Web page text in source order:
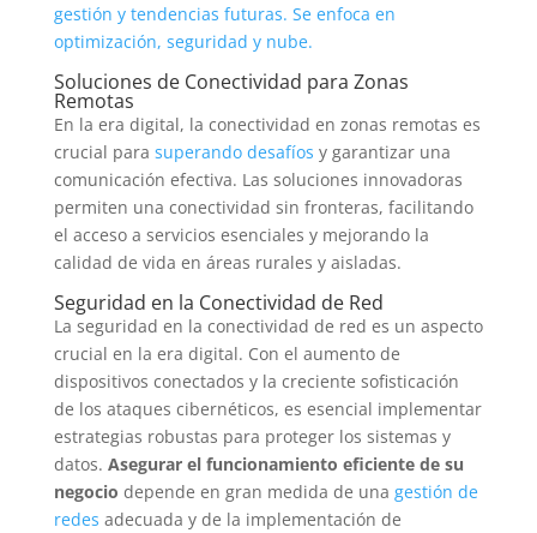
gestión y tendencias futuras. Se enfoca en
optimización, seguridad y nube.
Soluciones de Conectividad para Zonas
Remotas
En la era digital, la conectividad en zonas remotas es
crucial para superando desafíos y garantizar una
comunicación efectiva. Las soluciones innovadoras
permiten una conectividad sin fronteras, facilitando
el acceso a servicios esenciales y mejorando la
calidad de vida en áreas rurales y aisladas.
Seguridad en la Conectividad de Red
La seguridad en la conectividad de red es un aspecto
crucial en la era digital. Con el aumento de
dispositivos conectados y la creciente sofisticación
de los ataques cibernéticos, es esencial implementar
estrategias robustas para proteger los sistemas y
datos. Asegurar el funcionamiento eficiente de su
negocio depende en gran medida de una gestión de
redes adecuada y de la implementación de